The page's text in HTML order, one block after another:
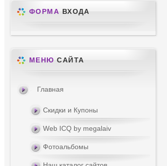
ФОРМА ВХОДА
МЕНЮ САЙТА
Главная
Скидки и Купоны
Web ICQ by megalaiv
Фотоальбомы